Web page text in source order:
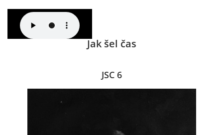
AKTUALITY
CO NOVÉHO ZKOUŠÍME
Jak šel čas
JSC 6